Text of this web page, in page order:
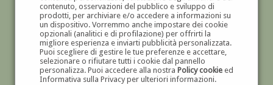
contenuto, osservazioni del pubblico e sviluppo di
prodotti, per archiviare e/o accedere a informazioni su
un dispositivo. Vorremmo anche impostare dei cookie
opzionali (analitici e di profilazione) per offrirti la
migliore esperienza e inviarti pubblicità personalizzata.
Puoi scegliere di gestire le tue preferenze e accettare,
selezionare o rifiutare tutti i cookie dal pannello
personalizza. Puoi accedere alla nostra Policy cookieed
Informativa sulla Privacy per ulteriori informazioni.
DIPINTI E SCULTURE '800 E '900